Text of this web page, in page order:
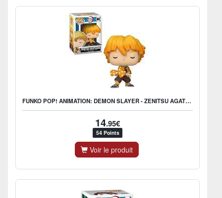
FUNKO POP! ANIMATION: DEMON SLAYER - ZENITSU AGATSUMA
14.95€
54 Points
Voir le produit